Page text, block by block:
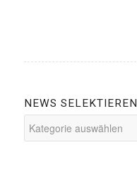
NEWS SELEKTIEREN
News
selektieren